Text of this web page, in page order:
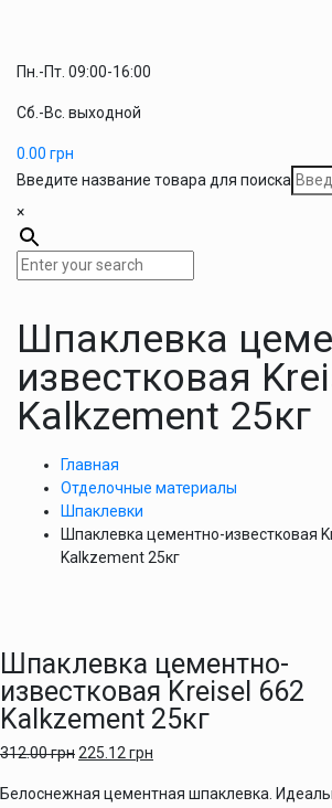
Пн.-Пт. 09:00-16:00
Сб.-Вс. выходной
0.00 грн
Введите название товара для поиска
×
Шпаклевка
известковая
Kalkzement 25кг
Главная
Отделочные материалы
Шпаклевки
Шпаклевка цементно-известковая
Kalkzement 25кг
Шпаклевка цементно-
известковая Kreisel 662
Kalkzement 25кг
312.00грн225.12 грн
Белоснежная цементная шпаклевка.